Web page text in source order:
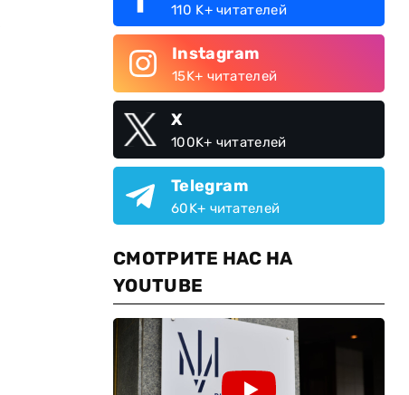
110 K+ читателей
Instagram
15K+ читателей
X
100K+ читателей
Telegram
60K+ читателей
СМОТРИТЕ НАС НА
YOUTUBE